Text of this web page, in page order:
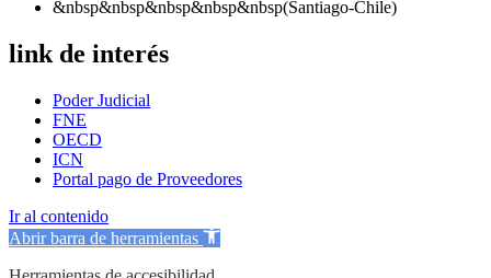
&nbsp&nbsp&nbsp&nbsp&nbsp(Santiago-Chile)
link de interés
Poder Judicial
FNE
OECD
ICN
Portal pago de Proveedores
Ir al contenido
Abrir barra de herramientas